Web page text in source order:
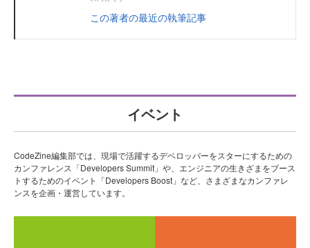
この著者の最近の執筆記事
イベント
CodeZine編集部では、現場で活躍するデベロッパーをスターにするための
カンファレンス「Developers Summit」や、エンジニアの生きざまをブース
トするためのイベント「Developers Boost」など、さまざまなカンファレ
ンスを企画・運営しています。